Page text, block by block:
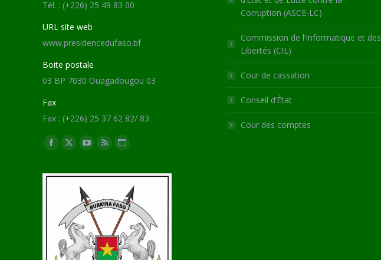
Tél. : (+226) 25 49 83 00
URL site web
www.presidencedufaso.bf
Boite postale
03 BP 7030 Ouagadougou 03
Fax
Fax : (+226) 25 37 62 82/ 83
Trouvez nous sur :
Facebook
opens
window
X
opens
new
window
YouTube
opens
in
new
window
RSS
opens
new
window
Site
page
opens
in
new
window
Corruption (ASCE-LC)
Commission de l’Informatique et des
Libertés (CIL)
Cour de cassation
Conseil d’État
Cour des comptes